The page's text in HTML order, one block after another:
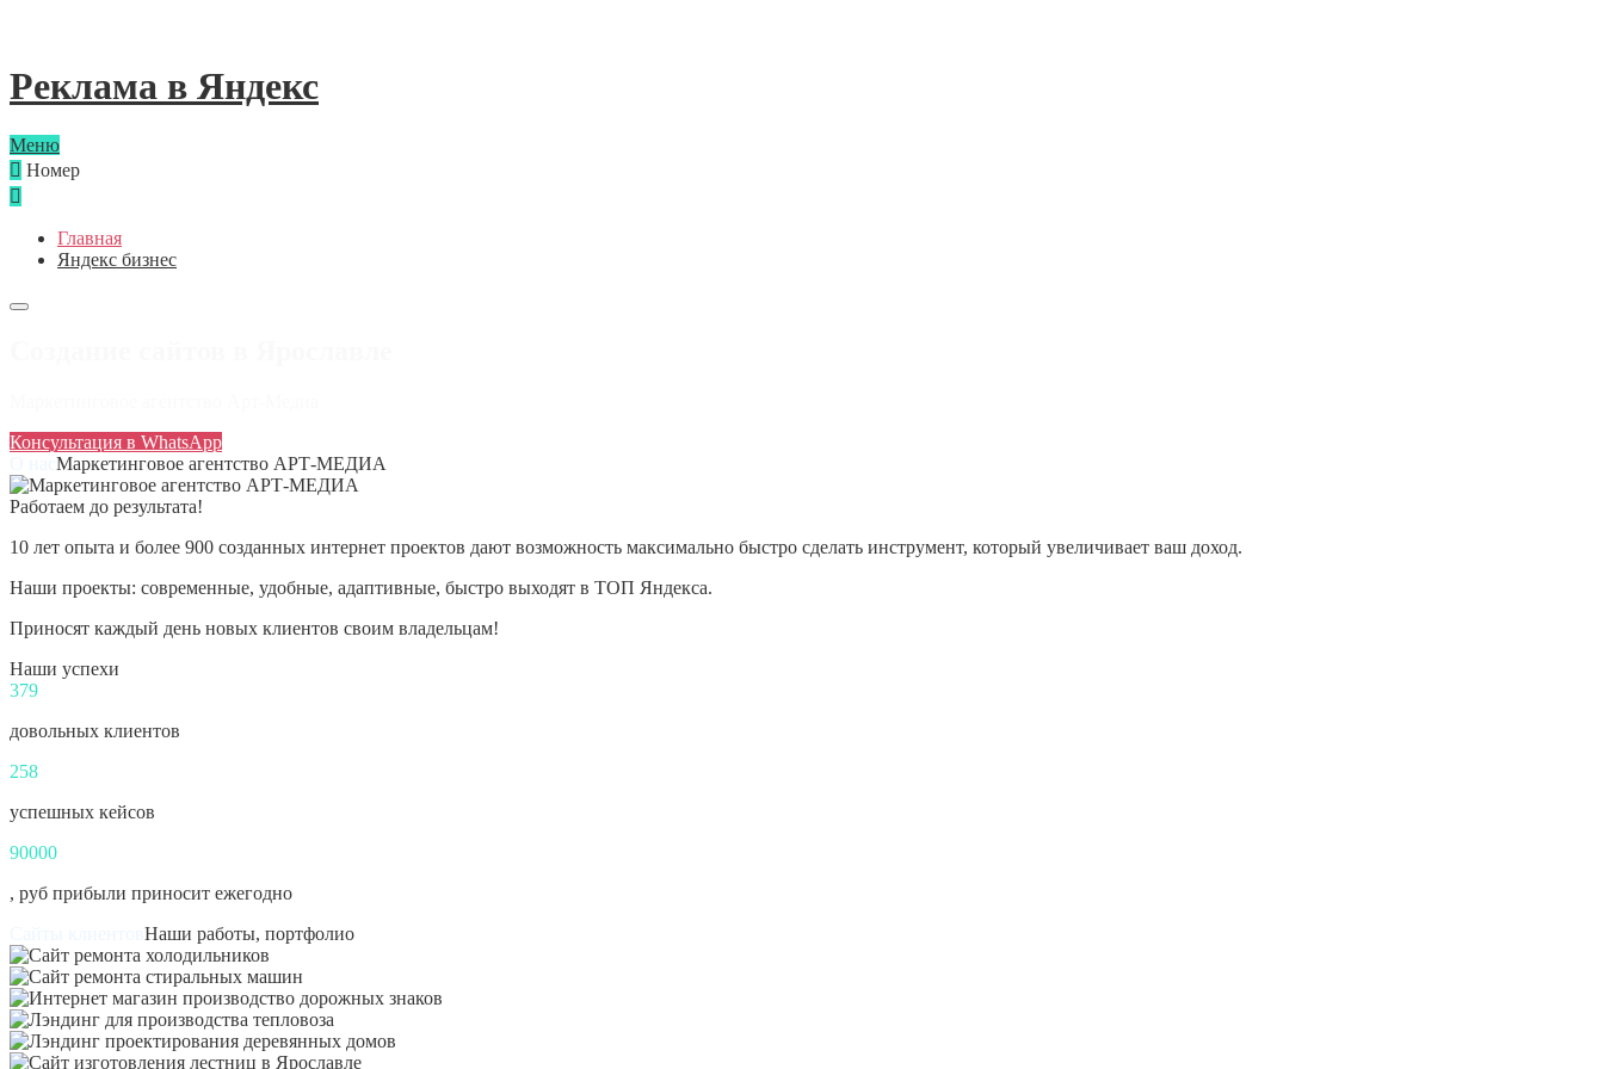
Реклама в Яндекс
Меню
Номер
Главная
Яндекс бизнес
Консультация в WhatsApp
Маркетинговое агентство АРТ-МЕДИА
Работаем до результата!
10 лет опыта и более 900 созданных интернет проектов дают возможность максимально быстро сделать инструмент, который увеличивает ваш доход.
Наши проекты: современные, удобные, адаптивные, быстро выходят в ТОП Яндекса.
Приносят каждый день новых клиентов своим владельцам!
Наши успехи
379
довольных клиентов
258
успешных кейсов
90000
, руб прибыли приносит ежегодно
Наши работы, портфолио